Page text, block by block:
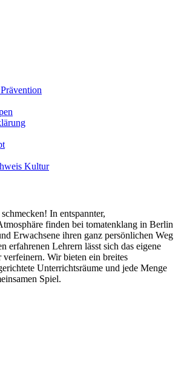
Kultur
In entspannter,
finden bei tomatenklang in Berlin
Erwachsene ihren ganz persönlichen Weg
erfahrenen Lehrern lässt sich das eigene
Wir bieten ein breites
Unterrichtsräume und jede Menge
Spiel.